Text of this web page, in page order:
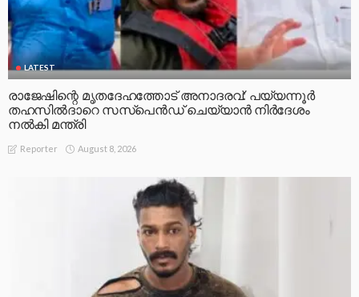
LATEST
രാജേഷിന്റെ മൃതദേഹത്തോട് അനാദരവ്: പയ്യന്നൂർ
തഹസിൽദാറെ സസ്പെൻഡ് ചെയ്യാൻ നിർദേശം
നൽകി മന്ത്രി
Reporter August 8, 2026